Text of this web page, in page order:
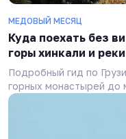
МЕДОВЫЙ МЕСЯЦ
Куда поехать без
горы хинкали и
Подробный гид по
горных монастырей до